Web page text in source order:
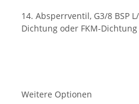
14. Absperrventil, G3/8 BSP
Dichtung oder FKM-Dichtung
Weitere Optionen